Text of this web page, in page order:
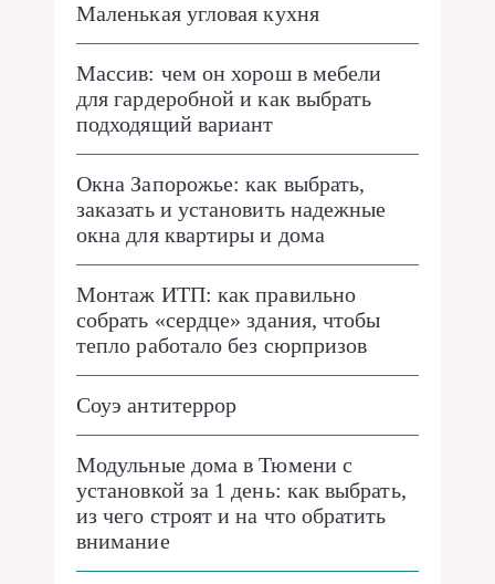
Маленькая угловая кухня
Массив: чем он хорош в мебели
для гардеробной и как выбрать
подходящий вариант
Окна Запорожье: как выбрать,
заказать и установить надежные
окна для квартиры и дома
Монтаж ИТП: как правильно
собрать «сердце» здания, чтобы
тепло работало без сюрпризов
Соуэ антитеррор
Модульные дома в Тюмени с
установкой за 1 день: как выбрать,
из чего строят и на что обратить
внимание